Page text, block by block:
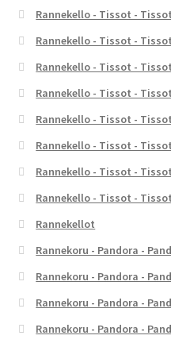
Rannekello - Tissot -
Rannekello - Tissot -
Rannekello - Tissot -
Rannekello - Tissot -
Rannekello - Tissot -
Rannekello - Tissot -
Rannekello - Tissot -
Rannekello - Tissot -
Rannekellot
Rannekoru - Pandora -
Rannekoru - Pandora -
Rannekoru - Pandora -
Rannekoru - Pandora -